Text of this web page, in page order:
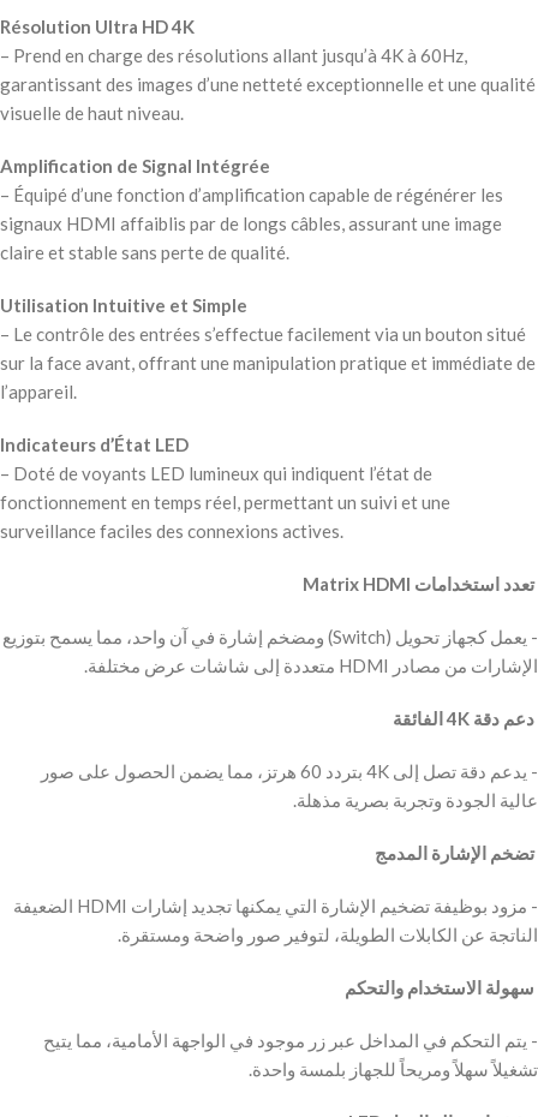
Résolution Ultra HD 4K
– Prend en charge des résolutions allant jusqu’à 4K à 60Hz,
garantissant des images d’une netteté exceptionnelle et une qualité
visuelle de haut niveau.
Amplification de Signal Intégrée
– Équipé d’une fonction d’amplification capable de régénérer les
signaux HDMI affaiblis par de longs câbles, assurant une image
claire et stable sans perte de qualité.
Utilisation Intuitive et Simple
– Le contrôle des entrées s’effectue facilement via un bouton situé
sur la face avant, offrant une manipulation pratique et immédiate de
l’appareil.
Indicateurs d’État LED
– Doté de voyants LED lumineux qui indiquent l’état de
fonctionnement en temps réel, permettant un suivi et une
surveillance faciles des connexions actives.
‫ تعدد استخدامات Matrix HDMI
‫- يعمل كجهاز تحويل (Switch) ومضخم إشارة في آن واحد، مما يسمح بتوزيع
الإشارات من مصادر HDMI متعددة إلى شاشات عرض مختلفة.
‫ دعم دقة 4K الفائقة
‫- يدعم دقة تصل إلى 4K بتردد 60 هرتز، مما يضمن الحصول على صور
عالية الجودة وتجربة بصرية مذهلة.
‫ تضخم الإشارة المدمج
‫- مزود بوظيفة تضخيم الإشارة التي يمكنها تجديد إشارات HDMI الضعيفة
الناتجة عن الكابلات الطويلة، لتوفير صور واضحة ومستقرة.
‫ سهولة الاستخدام والتحكم
‫- يتم التحكم في المداخل عبر زر موجود في الواجهة الأمامية، مما يتيح
تشغيلاً سهلاً ومريحاً للجهاز بلمسة واحدة.